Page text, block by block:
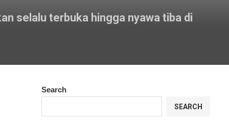
selalu terbuka hingga nyawa tiba di
Search
SEARCH